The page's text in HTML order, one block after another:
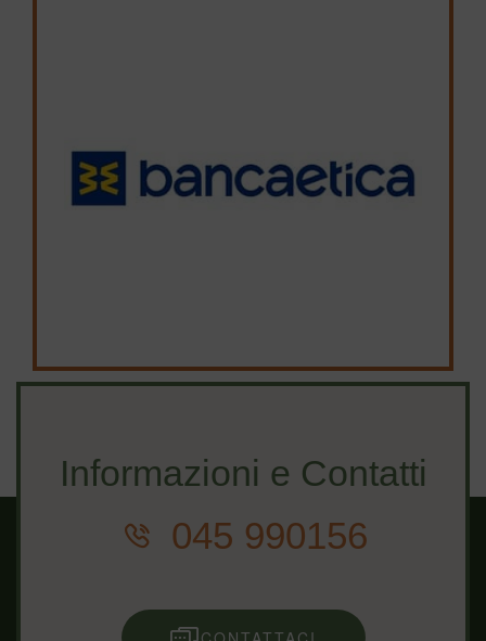
Informazioni e Contatti
045 990156